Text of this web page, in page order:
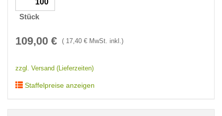
Stück
109,00 € ( 17,40 € MwSt. inkl.)
zzgl. Versand (Lieferzeiten)
Staffelpreise anzeigen